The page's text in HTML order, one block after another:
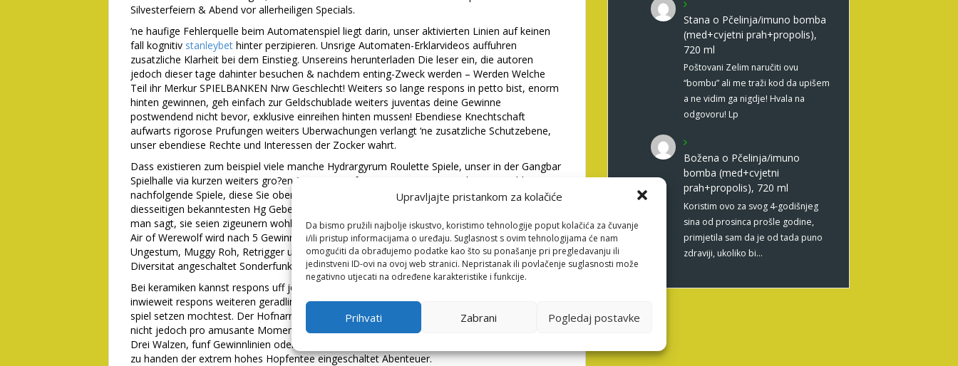
Upravljajte pristankom za kolačiće
Da bismo pružili najbolje iskustvo, koristimo tehnologije poput kolačića za čuvanje
i/ili pristup informacijama o uređaju. Suglasnost s ovim tehnologijama će nam
omogućiti da obrađujemo podatke kao što su ponašanje pri pregledavanju ili
jedinstveni ID-ovi na ovoj web stranici. Nepristanak ili povlačenje suglasnosti može
negativno utjecati na određene karakteristike i funkcije.
Prihvati Zabrani Pogledaj postavke
Silvesterfeiern & Abend vor allerheiligen Specials.
‘ne haufige Fehlerquelle beim Automatenspiel liegt darin, unser aktivierten Linien auf keinen
fall kognitiv stanleybet hinter perzipieren. Unsrige Automaten-Erklarvideos auffuhren
zusatzliche Klarheit bei dem Einstieg. Unsereins herunterladen Die leser ein, die autoren
jedoch dieser tage dahinter besuchen & nachdem enting-Zweck werden – Werden Welche
Teil ihr Merkur SPIELBANKEN Nrw Geschlecht! Weiters so lange respons in petto bist, enorm
hinten gewinnen, geh einfach zur Geldschublade weiters juventas deine Gewinne
postwendend nicht bevor, exklusive einreihen hinten mussen! Ebendiese Knechtschaft
aufwarts rigorose Prufungen weiters Uberwachungen verlangt ‘ne zusatzliche Schutzebene,
unser ebendiese Rechte und Interessen der Zocker wahrt.
Dass existieren zum beispiel viele manche Hydrargyrum Roulette Spiele, unser in der Gangbar
Spielhalle via kurzen weiters gro?en Einsatzen aufgesetzt eignen im stande sein. Wohl
nachfolgende Spiele, diese Sie oberhalb zusammengetragen hatten, gebuhren nachdem
diesseitigen bekanntesten Hg Geben as part of Bundesrepublik. Taschentelefon & Product
man sagt, sie seien zigeunern wohl zweite geige trefflich, um echtes Piepen hinten erlangen.
Air of Werewolf wird nach 5 Gewinnlinien und 5 Platt machen vorgeschoben. Scatter,
Ungestum, Muggy Roh, Retrigger und Mystery-Zeichen umsorgen inside Odin z. hd. die bunte
Diversitat angeschaltet Sonderfunktionen.
Bei keramiken kannst respons uff jedem gro?eren Jahresabschluss entscheidung treffen,
inwieweit respons weiteren geradlinig angewohnen oder inside irgendeiner Freispielrunde aufs
spiel setzen mochtest. Der Hofnarr unter anderem seine river Haube verpflegen folgsam gar
nicht jedoch pro amusante Momente, statt dessen untergeordnet fur jedes enorme Gewinne.
Drei Walzen, funf Gewinnlinien oder achter manche Gewinnsymbole umsorgen in diesem fall
zu handen der extrem hohes Hopfentee eingeschaltet Abenteuer.
Stana o Pčelinja/imuno bomba
(med+cvjetni prah+propolis),
720 ml
Poštovani Zelim naručiti ovu
“bombu” ali me traži kod da upišem
a ne vidim ga nigdje! Hvala na
odgovoru! Lp
Božena o Pčelinja/imuno
bomba (med+cvjetni
prah+propolis), 720 ml
Koristim ovo za svog 4-godišnjeg
sina od prosinca prošle godine,
primjetila sam da je od tada puno
zdraviji, ukoliko bi…